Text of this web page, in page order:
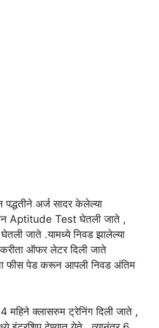
अर्ज सादर केलेल्या
Aptitude Test घेतली जाते ,
जाते .यामध्ये निवड झालेल्या
ऑफर लेटर दिली जाते
फीस पेड करून आपली निवड अंतिम
4 महिने क्लासरुम ट्रेनिंग दिली जाते ,